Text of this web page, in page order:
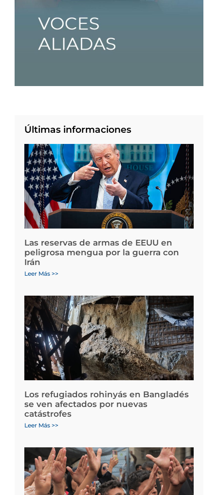
Últimas informaciones
Las reservas de armas de EEUU en
peligrosa mengua por la guerra con
Irán
Leer Más >>
Los refugiados rohinyás en Bangladés
se ven afectados por nuevas
catástrofes
Leer Más >>